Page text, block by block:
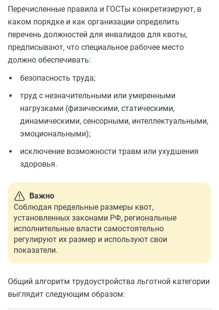
Перечисленные правила и ГОСТы конкретизируют, в
каком порядке и как организации определить
перечень должностей для инвалидов для квоты,
предписывают, что специальное рабочее место
должно обеспечивать:
безопасность труда;
труд с незначительными или умеренными
нагрузками (физическими, статическими,
динамическими, сенсорными, интеллектуальными,
эмоциональными);
исключение возможности травм или ухудшения
здоровья.
Важно
Соблюдая предельные размеры квот,
установленных законами РФ, региональные
исполнительные власти самостоятельно
регулируют их размер и используют свои
показатели.
Общий алгоритм трудоустройства льготной категории
выглядит следующим образом: